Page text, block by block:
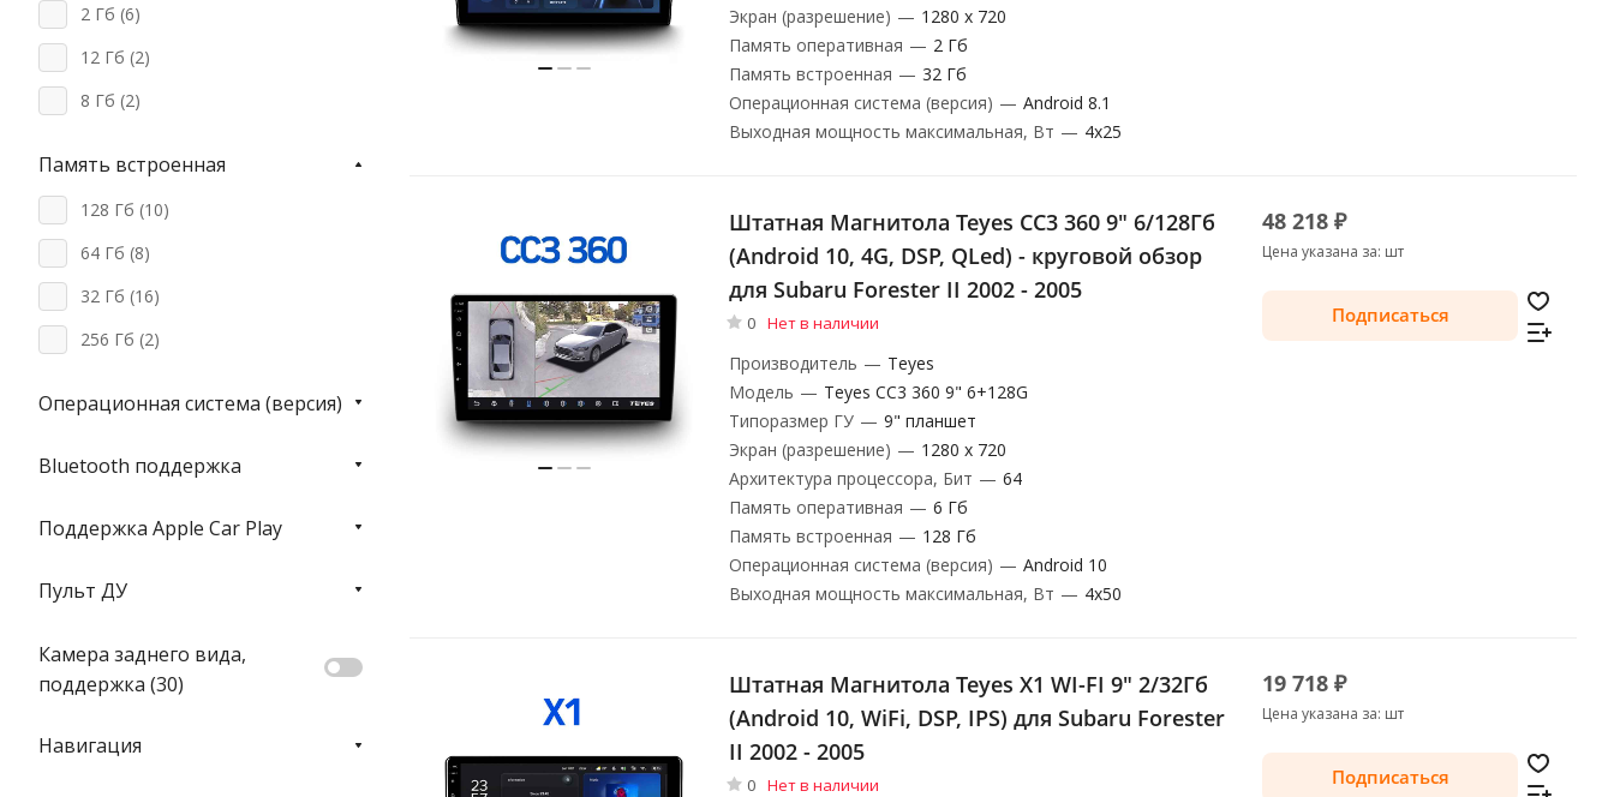
Экран (разрешение) — 1280 х 720
Память оперативная — 2 Гб
Память встроенная — 32 Гб
Операционная система (версия) — Android 8.1
Выходная мощность максимальная, Вт — 4x25
Штатная Магнитола Teyes CC3 360 9" 6/128Гб
(Android 10, 4G, DSP, QLed) - круговой обзор
для Subaru Forester II 2002 - 2005
0 Нет в наличии
Производитель — Teyes
Модель — Teyes CC3 360 9" 6+128G
Типоразмер ГУ — 9" планшет
Экран (разрешение) — 1280 х 720
Архитектура процессора, Бит — 64
Память оперативная — 6 Гб
Память встроенная — 128 Гб
Операционная система (версия) — Android 10
Выходная мощность максимальная, Вт — 4x50
48 218 ₽
Цена указана за: шт
Подписаться
Штатная Магнитола Teyes X1 WI-FI 9" 2/32Гб
(Android 10, WiFi, DSP, IPS) для Subaru Forester
II 2002 - 2005
0 Нет в наличии
19 718 ₽
Цена указана за: шт
Подписаться
2 Гб (6)
12 Гб (2)
8 Гб (2)
Память встроенная
128 Гб (10)
64 Гб (8)
32 Гб (16)
256 Гб (2)
Операционная система (версия)
Bluetooth поддержка
Поддержка Apple Car Play
Пульт ДУ
Камера заднего вида,
поддержка (30)
Навигация